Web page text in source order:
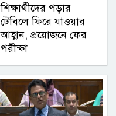
শিক্ষার্থীদের পড়ার
টেবিলে ফিরে যাওয়ার
আহ্বান, প্রয়োজনে ফের
পরীক্ষা